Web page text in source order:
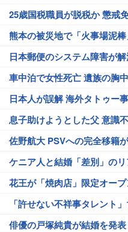
25歳国税職員が脱税か 懲戒
熊本の被災地で「火事場泥
日本郵便のシステム障害が
車中泊で女性死亡 遺族の胸中
日本人が誤解 海外タトゥー
息子助けようとした父 意識
佐野航大 PSVへの完全移籍
ケニア人と結婚「差別」の
花王が「焼肉店」限定オープ
「許せない不祥事タレント
俳優の戸塚純貴が結婚を発表